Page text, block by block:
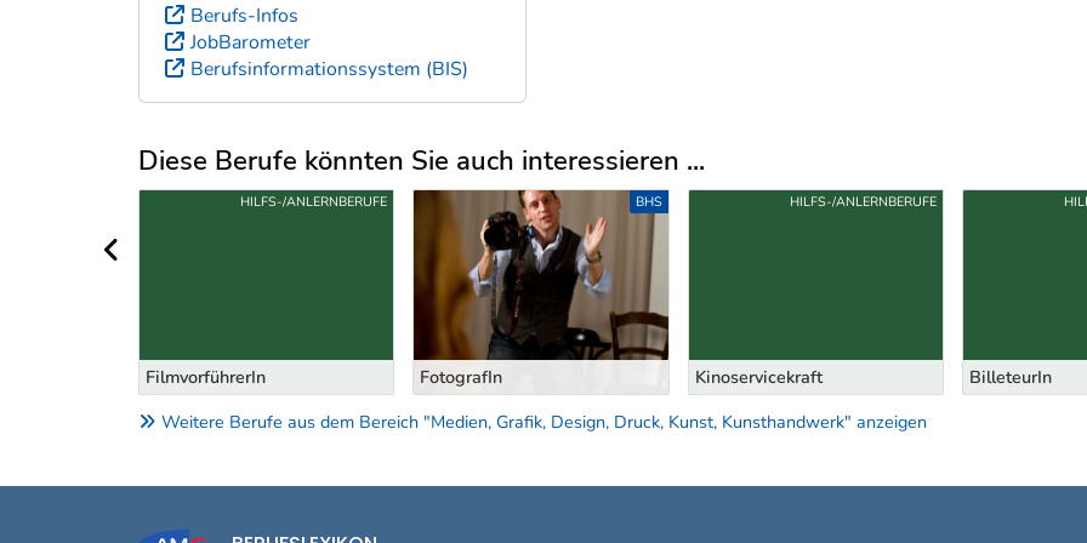
Berufs-Infos
JobBarometer
Berufsinformationssystem (BIS)
Diese Berufe könnten Sie auch interessieren ...
Uber weitere Berufsvorschläge
FilmvorführerIn
HILFS-/ANLERNBERUFE
FotografIn
BHS
Kinoservicekraft
HILFS-/ANLERNBERUFE
BilleteurIn
Weitere Berufe aus dem Bereich "Medien, Grafik, Design, Druck, Kunst, Kunsthandwerk" anzeigen